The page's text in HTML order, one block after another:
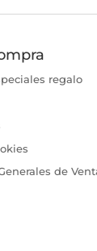
regalo
de